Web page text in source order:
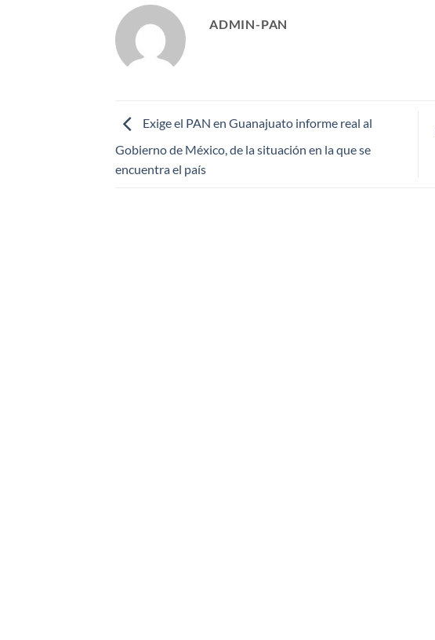
ADMIN-PAN
Exige el PAN en Guanajuato informe real al
Gobierno de México, de la situación en la que se
encuentra el país